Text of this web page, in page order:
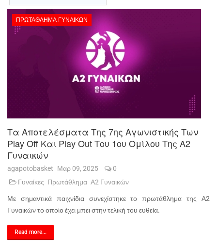
ΠΡΩΤΆΘΛΗΜΑ ΓΥΝΑΙΚΏΝ
Τα Αποτελέσματα Της 7ης Αγωνιστικής Των
Play Off Και Play Out Του 1ου Ομίλου Της Α2
Γυναικών
agapotobasket Μαρ 09, 2025
0
Γυναίκες Πρωτάθλημα Α2 Γυναικών
Με σημαντικά παιχνίδια συνεχίστηκε το πρωτάθλημα της Α2
Γυναικών το οποίο έχει μπει στην τελική του ευθεία.
Read more...